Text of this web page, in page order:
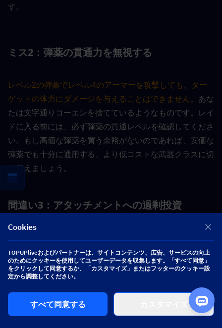
す。
ミス2：弾薬の貫通力を無視する
レベル2の弾薬でレベル4のアーマーを攻撃しても、ター
ゲットの体力にダメージを与えることはできません。 あな
たは文字通りコーエンを捨てているようなものです。レイ
ドに入る前には、必ず弾薬の貫通レベルを確認してくださ
い。もし高価な弾薬を買う余裕がないのであれば、安価な
弾薬でも十分に通用する、より低コストな武器クラスに切
り替えましょう。
間違い3：アタッチメントへの過剰投資
が、ターゲットの捕捉能力はわずかに向上します。同じ1
万コーエンで、PS弾を90発買うことも、アーマーをレベ
ル2からレベル3にアップグレードすることもできます。
アタッチメントは贅沢品です。弾薬とアーマーを整えた後
にのみ購入するようにしましょう。
Cookies
TOPUPliveおよびパートナーは、サイトコンテンツ、広告、サービスの向上
のためにクッキーを使用してユーザーデータを収集します。「すべて同意」
をクリックして同意するか、「カスタマイズ」またはフッターのクッキー設
定から調整してください。
すべて同意する